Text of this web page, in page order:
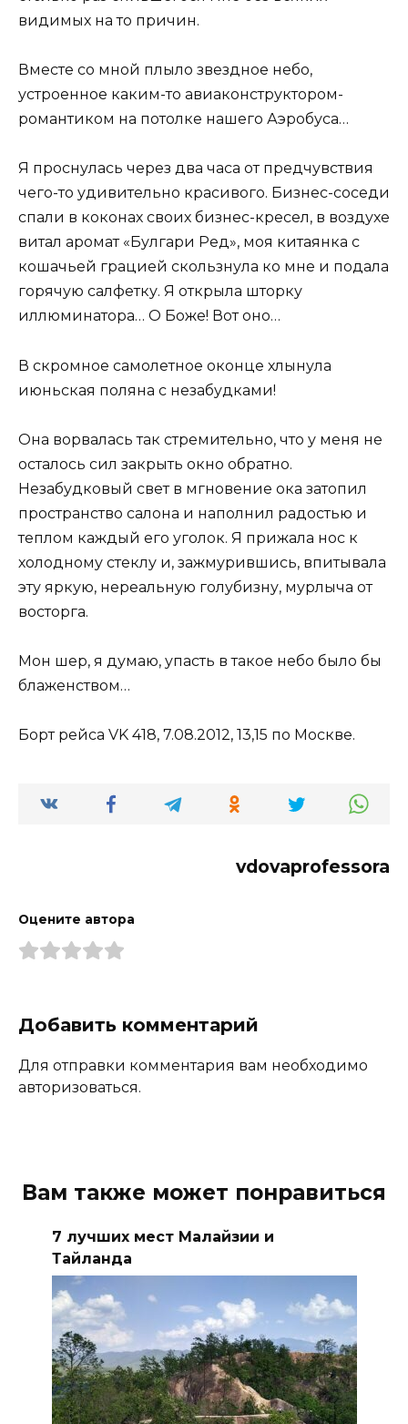
видимых на то причин.
Вместе со мной плыло звездное небо,
устроенное каким-то авиаконструктором-
романтиком на потолке нашего Аэробуса…
Я проснулась через два часа от предчувствия
чего-то удивительно красивого. Бизнес-соседи
спали в коконах своих бизнес-кресел, в воздухе
витал аромат «Булгари Ред», моя китаянка с
кошачьей грацией скользнула ко мне и подала
горячую салфетку. Я открыла шторку
иллюминатора… О Боже! Вот оно…
В скромное самолетное оконце хлынула
июньская поляна с незабудками!
Она ворвалась так стремительно, что у меня не
осталось сил закрыть окно обратно.
Незабудковый свет в мгновение ока затопил
пространство салона и наполнил радостью и
теплом каждый его уголок. Я прижала нос к
холодному стеклу и, зажмурившись, впитывала
эту яркую, нереальную голубизну, мурлыча от
восторга.
Мон шер, я думаю, упасть в такое небо было бы
блаженством…
Борт рейса VK 418, 7.08.2012, 13,15 по Москве.
vdovaprofessora
Оцените автора
Добавить комментарий
Для отправки комментария вам необходимо
авторизоваться.
Вам также может понравиться
7 лучших мест Малайзии и
Тайланда